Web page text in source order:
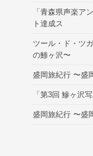
「青森県声楽ア
ト達成ス
ツール・ド・ツ
の鯵ヶ沢〜
盛岡旅紀行 〜盛
「第3回 鰺ヶ沢
盛岡旅紀行 〜盛